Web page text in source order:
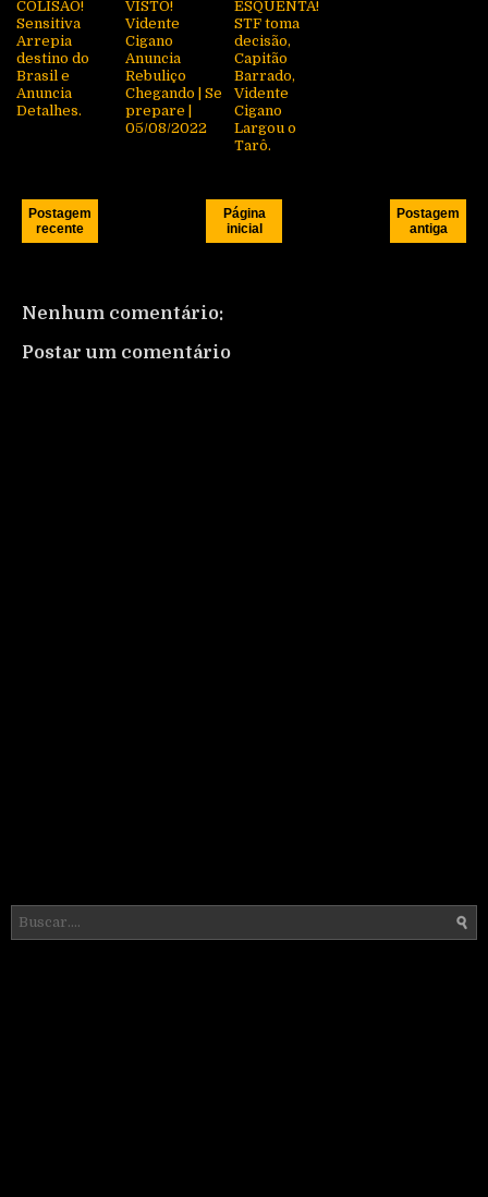
COLISÃO!
Sensitiva
Arrepia
destino do
Brasil e
Anuncia
Detalhes.
VISTO!
Vidente
Cigano
Anuncia
Rebuliço
Chegando | Se
prepare |
05/08/2022
ESQUENTA!
STF toma
decisão,
Capitão
Barrado,
Vidente
Cigano
Largou o
Tarô.
Postagem
recente
Postagem
antiga
Página
inicial
Nenhum comentário:
Postar um comentário